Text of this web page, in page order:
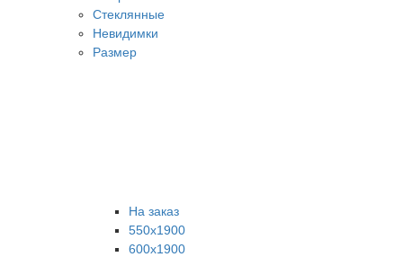
Стеклянные
Невидимки
Размер
На заказ
550х1900
600х1900